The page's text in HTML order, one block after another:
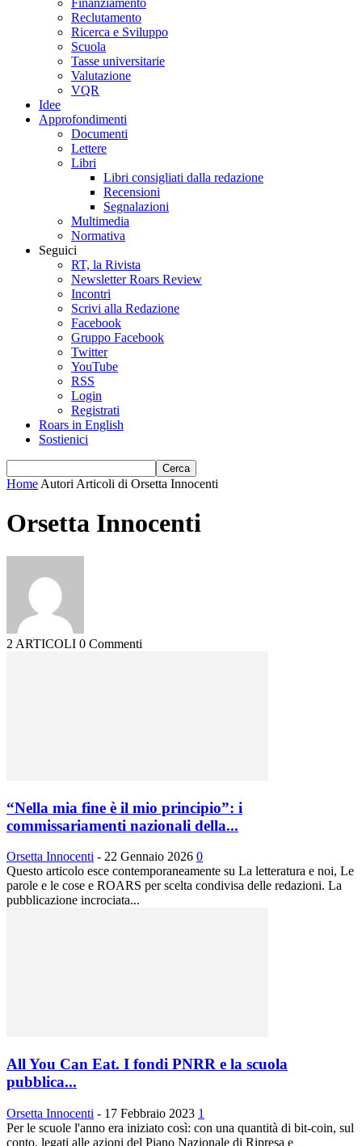
Finanziamento
Reclutamento
Ricerca e Sviluppo
Scuola
Tasse universitarie
Valutazione
VQR
Idee
Approfondimenti
Documenti
Lettere
Libri
Libri consigliati dalla redazione
Recensioni
Segnalazioni
Multimedia
Normativa
Seguici
RT, la Rivista
Newsletter Roars Review
Incontri
Scrivi alla Redazione
Facebook
Gruppo Facebook
Twitter
YouTube
RSS
Login
Registrati
Roars in English
Sostienici
Home Autori Articoli di Orsetta Innocenti
Orsetta Innocenti
2 ARTICOLI 0 Commenti
“Nella mia fine è il mio principio”: i
commissariamenti nazionali della...
Orsetta Innocenti - 22 Gennaio 2026 0
Questo articolo esce contemporaneamente su La letteratura e noi, Le
parole e le cose e ROARS per scelta condivisa delle redazioni. La
pubblicazione incrociata...
All You Can Eat. I fondi PNRR e la scuola
pubblica...
Orsetta Innocenti - 17 Febbraio 2023 1
Per le scuole l'anno era iniziato così: con una quantità di bit-coin, sul
conto, legati alle azioni del Piano Nazionale di Ripresa e